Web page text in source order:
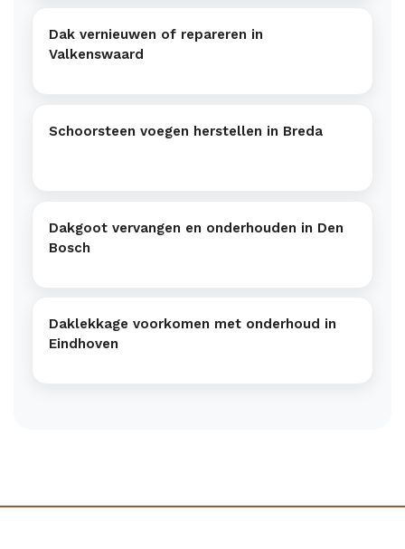
Dak vernieuwen of repareren in
Valkenswaard
Schoorsteen voegen herstellen in Breda
Dakgoot vervangen en onderhouden in Den
Bosch
Daklekkage voorkomen met onderhoud in
Eindhoven